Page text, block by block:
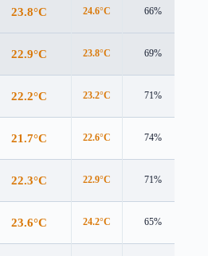
23.8°C 24.6°C 66%
22.9°C 23.8°C 69%
22.2°C 23.2°C 71%
21.7°C 22.6°C 74%
22.3°C 22.9°C 71%
23.6°C 24.2°C 65%